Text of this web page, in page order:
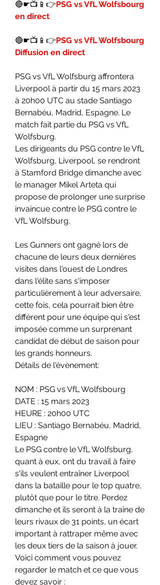
🔴☛📺📱👉PSG vs VfL Wolfsbourg
en direct
🔴☛📺📱👉PSG vs VfL Wolfsbourg
Diffusion en direct
PSG vs VfL Wolfsburg affrontera
Liverpool à partir du 15 mars 2023
à 20h00 UTC au stade Santiago
Bernabéu, Madrid, Espagne. Le
match fait partie du PSG vs VfL
Wolfsburg.
Les dirigeants du PSG contre le VfL
Wolfsburg, Liverpool, se rendront
à Stamford Bridge dimanche avec
le manager Mikel Arteta qui
propose de prolonger une surprise
invaincue contre le PSG contre le
VfL Wolfsburg.
Les Gunners ont gagné lors de
chacune de leurs deux dernières
visites dans l'ouest de Londres
dans l'élite sans s'imposer
particulièrement à leur adversaire,
cette fois, cela pourrait bien être
différent pour une équipe qui s'est
imposée comme un surprenant
candidat de début de saison pour
les grands honneurs.
Détails de l'évènement:
NOM : PSG vs VfL Wolfsbourg
DATE : 15 mars 2023
HEURE : 20h00 UTC
LIEU : Santiago Bernabéu, Madrid,
Espagne
Le PSG contre le VfL Wolfsburg,
quant à eux, ont du travail à faire
s'ils veulent entraîner Liverpool
dans la bataille pour le top quatre,
plutôt que pour le titre. Perdez
dimanche et ils seront à la traîne de
leurs rivaux de 31 points, un écart
important à rattraper même avec
les deux tiers de la saison à jouer.
Voici comment vous pouvez
regarder le match et ce que vous
devez savoir :